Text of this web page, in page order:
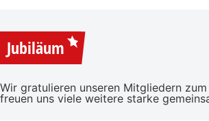
Jubiläum
Wir gratulieren unseren Mitgliedern
freuen uns viele weitere starke